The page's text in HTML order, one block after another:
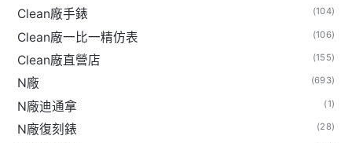
Clean廠手錶 (104)
Clean廠一比一精仿表 (106)
Clean廠直營店 (155)
N廠 (693)
N廠迪通拿 (1)
N廠復刻錶 (28)